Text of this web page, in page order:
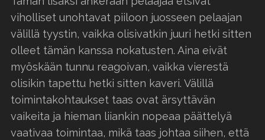
viholliset unohtavat piiloon juosseen pelaajan
välillä tyystin, vaikka olisivatkin juuri hetki sitten
olleet tämän kanssa nokatusten. Aina eivät
myöskään tunnu reagoivan, vaikka vierestä
olisikin tapettu hetki sitten kaveri. Välillä
toimintakohtaukset taas ovat ärsyttävän
vaikeita ja hieman liiankin nopeaa päättelyä
vaativaa toimintaa, mikä taas johtaa siihen, että